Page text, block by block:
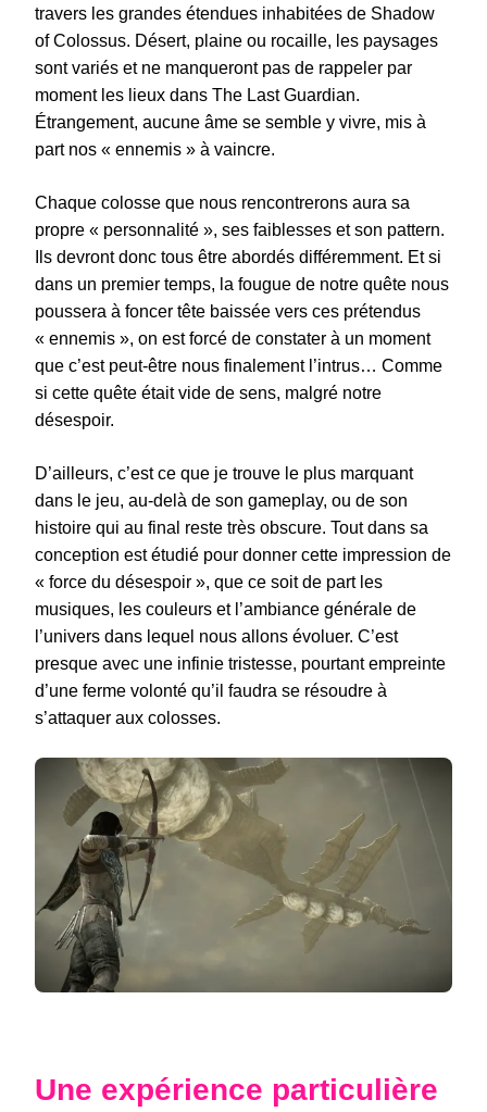
travers les grandes étendues inhabitées de Shadow
of Colossus. Désert, plaine ou rocaille, les paysages
sont variés et ne manqueront pas de rappeler par
moment les lieux dans The Last Guardian.
Étrangement, aucune âme se semble y vivre, mis à
part nos « ennemis » à vaincre.
Chaque colosse que nous rencontrerons aura sa
propre « personnalité », ses faiblesses et son pattern.
Ils devront donc tous être abordés différemment. Et si
dans un premier temps, la fougue de notre quête nous
poussera à foncer tête baissée vers ces prétendus
« ennemis », on est forcé de constater à un moment
que c’est peut-être nous finalement l’intrus… Comme
si cette quête était vide de sens, malgré notre
désespoir.
D’ailleurs, c’est ce que je trouve le plus marquant
dans le jeu, au-delà de son gameplay, ou de son
histoire qui au final reste très obscure. Tout dans sa
conception est étudié pour donner cette impression de
« force du désespoir », que ce soit de part les
musiques, les couleurs et l’ambiance générale de
l’univers dans lequel nous allons évoluer. C’est
presque avec une infinie tristesse, pourtant empreinte
d’une ferme volonté qu’il faudra se résoudre à
s’attaquer aux colosses.
Une expérience particulière